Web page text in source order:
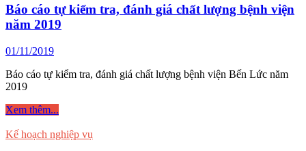
Kế
hoạch
cải
chất
lượng
năm
2019
Báo cáo tự kiểm tra, đánh giá chất lượng bệnh viện
năm 2019
01/11/2019
Báo cáo tự kiểm tra, đánh giá chất lượng bệnh viện Bến Lức năm
2019
Báo
tự
Xem thêm...
Kế hoạch nghiệp vụ